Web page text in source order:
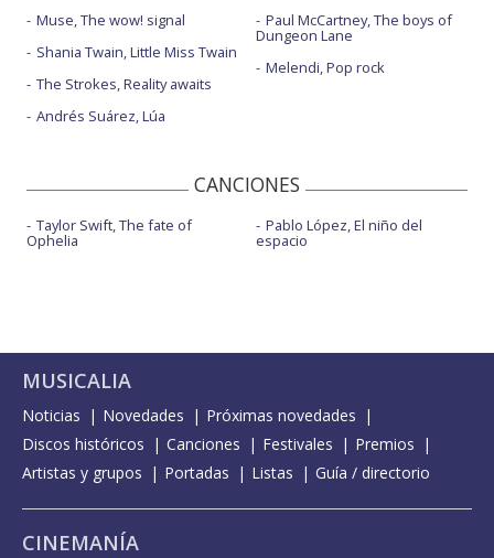
Muse, The wow! signal
Shania Twain, Little Miss Twain
The Strokes, Reality awaits
Andrés Suárez, Lúa
Paul McCartney, The boys of
Dungeon Lane
Melendi, Pop rock
CANCIONES
Taylor Swift, The fate of
Ophelia
Pablo López, El niño del
espacio
MUSICALIA
Noticias Novedades
Próximas novedades
Discos históricos
Canciones Festivales
Premios
Artistas y grupos
Portadas Listas Guía / directorio
CINEMANÍA